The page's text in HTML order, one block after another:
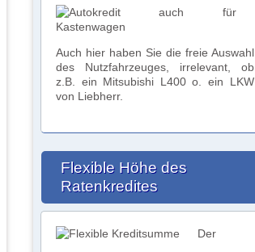
Auch hier haben Sie die freie Auswahl
des Nutzfahrzeuges, irrelevant, ob
z.B. ein Mitsubishi L400 o. ein LKW
von Liebherr.
Flexible Höhe des
Ratenkredites
Der